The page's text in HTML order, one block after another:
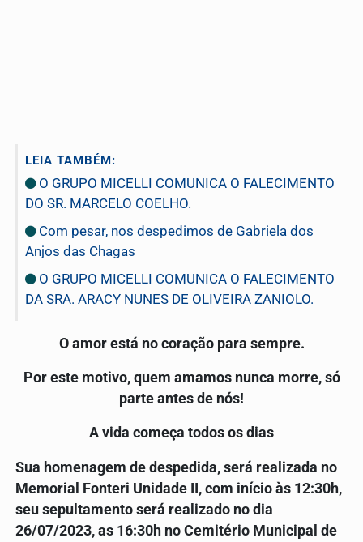
LEIA TAMBÉM:
O GRUPO MICELLI COMUNICA O FALECIMENTO
DO SR. MARCELO COELHO.
Com pesar, nos despedimos de Gabriela dos
Anjos das Chagas
O GRUPO MICELLI COMUNICA O FALECIMENTO
DA SRA. ARACY NUNES DE OLIVEIRA ZANIOLO.
O amor está no coração para sempre.
Por este motivo, quem amamos nunca morre, só
parte antes de nós!
A vida começa todos os dias
Sua homenagem de despedida, será realizada no
Memorial Fonteri Unidade II, com início às 12:30h,
seu sepultamento será realizado no dia
26/07/2023, as 16:30h no Cemitério Municipal de